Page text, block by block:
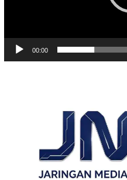
00:00